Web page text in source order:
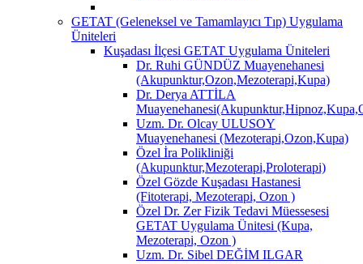
GETAT (Geleneksel ve Tamamlayıcı Tıp) Uygulama
Üniteleri
Kuşadası İlçesi GETAT Uygulama Üniteleri
Dr. Ruhi GÜNDÜZ Muayenehanesi
(Akupunktur,Ozon,Mezoterapi,Kupa)
Dr. Derya ATTİLA
Uzm. Dr. Olcay ULUSOY
Muayenehanesi (Mezoterapi,Ozon,Kupa)
Özel İra Polikliniği
(Akupunktur,Mezoterapi,Proloterapi)
Özel Gözde Kuşadası Hastanesi
(Fitoterapi, Mezoterapi, Ozon )
Özel Dr. Zer Fizik Tedavi Müessesesi
GETAT Uygulama Ünitesi (Kupa,
Mezoterapi, Ozon )
Uzm. Dr. Sibel DEĞİM ILGAR